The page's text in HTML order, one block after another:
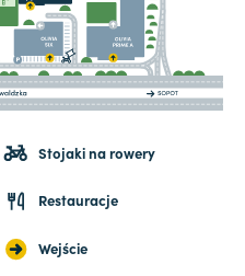
Stojaki na rowery
Restauracje
Wejście